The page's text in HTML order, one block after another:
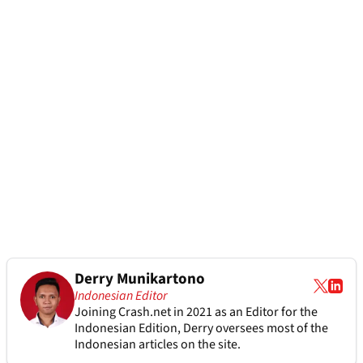
Derry Munikartono
Indonesian Editor
Joining Crash.net in 2021 as an Editor for the
Indonesian Edition, Derry oversees most of the
Indonesian articles on the site.